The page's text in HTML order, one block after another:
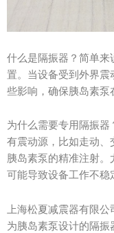
什么是隔振器？简单来
置。当设备受到外界
些影响，确保胰岛素泵
为什么需要专用隔振
有震动源，比如走动、
胰岛素泵的精准注射
可能导致设备工作不稳
上海松夏减震器有限
为胰岛素泵设计的隔